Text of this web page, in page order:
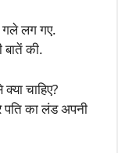
लग गए.
की.
चाहिए?
का लंड अपनी